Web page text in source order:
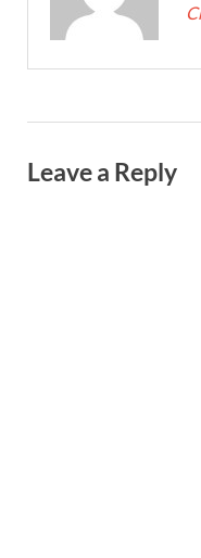
Leave a Reply